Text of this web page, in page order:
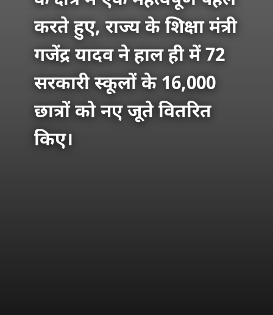
करते हुए, राज्य के शिक्षा मंत्री
गजेंद्र यादव ने हाल ही में 72
सरकारी स्कूलों के 16,000
छात्रों को नए जूते वितरित
किए।